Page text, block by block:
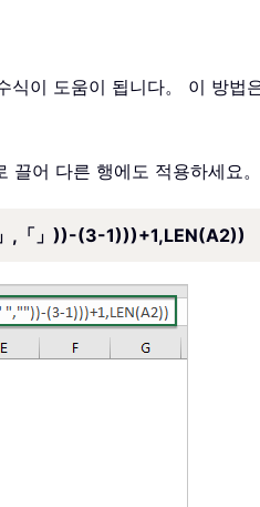
이 도움이 됩니다。 이 방법
어 다른 행에도 적용하세요。
,「」))-(3-1)))+1,LEN(A2))